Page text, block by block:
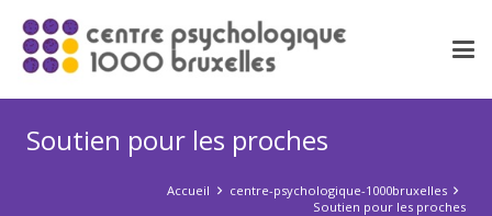
Soutien pour les proches
Accueil
centre-psychologique-1000bruxelles
Soutien pour les proches